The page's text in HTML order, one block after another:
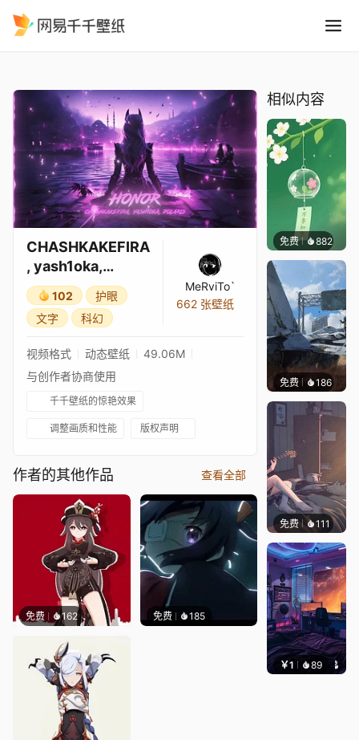
CHASHKAKEFIRA
, yash1oka,
Polaris – HONOR
102
护眼
文字
科幻
MeRviTo`
662 张壁纸
视频格式 动态壁纸
49.06M
与创作者协商使用
千千壁纸的惊艳效果
调整画质和性能 版权声明
作者的其他作品 查看全部
免费 162 免费 185
相似内容
免费 882好看
免费 186
免费 111
￥1 89 叮叮